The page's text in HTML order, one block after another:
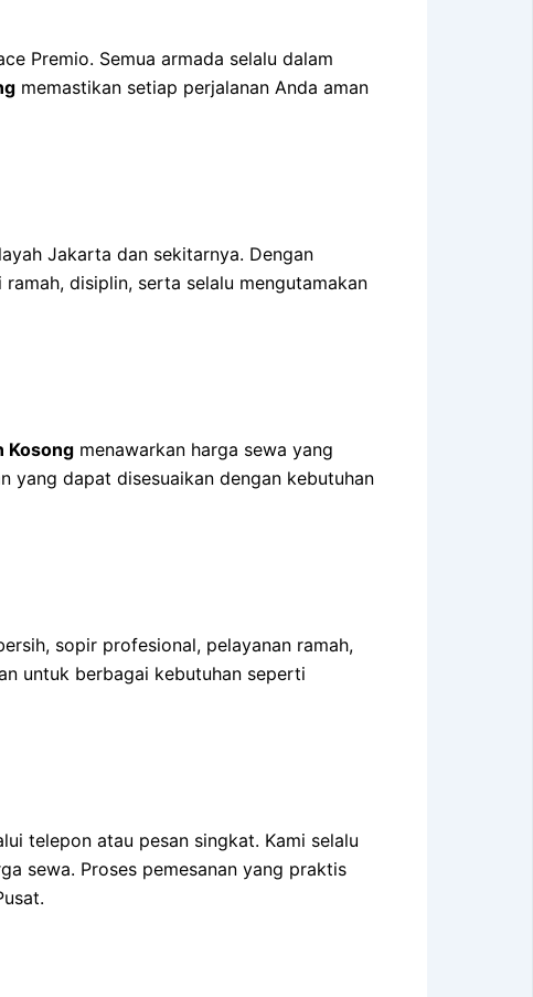
Premio. Semua armada selalu dalam
memastikan setiap perjalanan Anda aman
Jakarta dan sekitarnya. Dengan
disiplin, serta selalu mengutamakan
Kosong menawarkan harga sewa yang
yang dapat disesuaikan dengan kebutuhan
sopir profesional, pelayanan ramah,
untuk berbagai kebutuhan seperti
telepon atau pesan singkat. Kami selalu
sewa. Proses pemesanan yang praktis